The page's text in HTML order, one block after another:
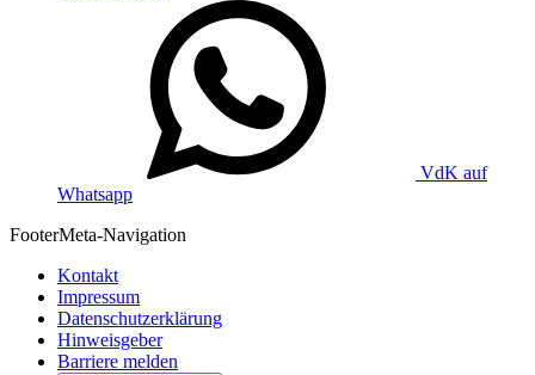
VdK auf
Whatsapp
FooterMeta-Navigation
Kontakt
Impressum
Datenschutzerklärung
Hinweisgeber
Barriere melden